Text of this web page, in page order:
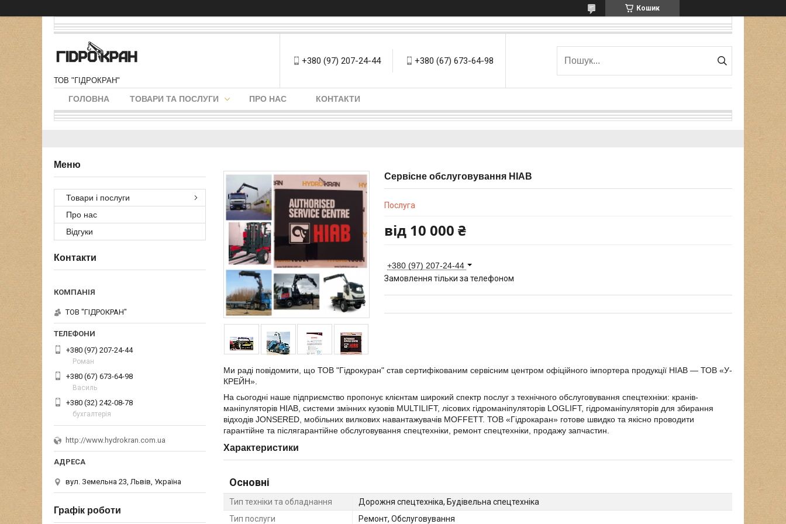
Кошик
ТОВ "ГІДРОКРАН"
+380 (97) 207-24-44 +380 (67) 673-64-98
ГОЛОВНА ТОВАРИ ТА ПОСЛУГИ ПРО НАС КОНТАКТИ
Сервісне обслуговування HIAB
Послуга
від 10 000 ₴
+380 (97) 207-24-44
Замовлення тільки за телефоном
Ми раді повідомити, що ТОВ "Гідрокуран" став сертифікованим сервісним центром офіційного імпортера продукції HIAB — ТОВ «У-
КРЕЙН».
На сьогодні наше підприємство пропонує клієнтам широкий спектр послуг з технічного обслуговування спецтехніки: кранів-
маніпуляторів HIAB, системи змінних кузовів MULTILIFT, лісових гідроманіпуляторів LOGLIFT, гідроманіпуляторів для збирання
відходів JONSERED, мобільних вилкових навантажувачів MOFFETT. ТОВ «Гідрокаран» готове швидко та якісно проводити
гарантійне та післягарантійне обслуговування спецтехніки, ремонт спецтехніки, продажу запчастин.
Характеристики
Основні
Тип техніки та обладнання
Дорожня спецтехніка, Будівельна спецтехніка
Тип послуги
Ремонт, Обслуговування
Товари і послуги
Про нас
Відгуки
Контакти
ТОВ "ГІДРОКРАН"
+380 (97) 207-24-44
Роман
+380 (67) 673-64-98
Василь
+380 (32) 242-08-78
бухгалтерія
http://www.hydrokran.com.ua
вул. Земельна 23, Львів, Україна
Графік роботи